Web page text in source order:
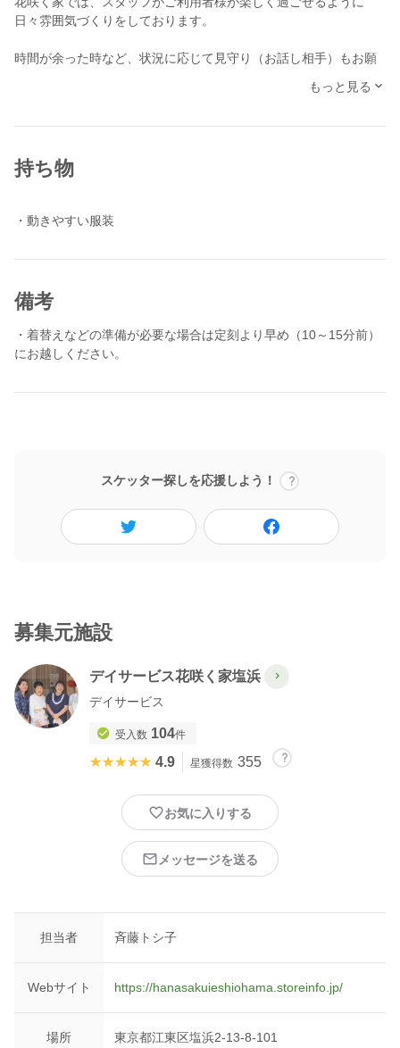
日々雰囲気づくりをしております。
時間が余った時など、状況に応じて見守り（お話し相手）もお願
頂ければ幸いです。
おります！
があります。あらかじめご了承ください。
もっと見る
持ち物
・動きやすい服装
備考
・着替えなどの準備が必要な場合は定刻より早め（10～15分前）
にお越しください。
スケッター探しを応援しよう！
募集元施設
デイサービス花咲く家塩浜
デイサービス
受入数 104件
★★★★★
★★★★★ 4.9 星獲得数 355
お気に入りする
メッセージを送る
担当者 斉藤トシ子
Webサイト https://hanasakuieshiohama.storeinfo.jp/
場所 東京都江東区塩浜2-13-8-101